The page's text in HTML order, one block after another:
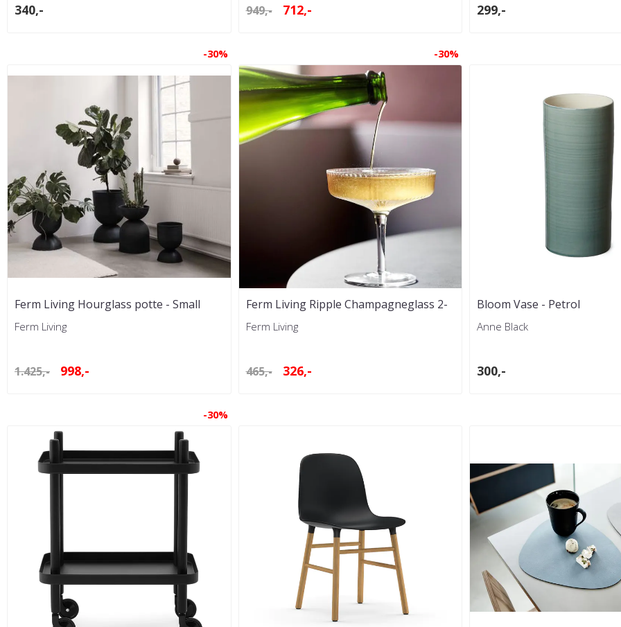
340,- 949,- 712,- 299,-
-30%
Ferm Living Hourglass potte - Small
Ferm Living
1.425,- 998,-
-30%
Ferm Living Ripple Champagneglass 2-
pk
Ferm Living
465,- 326,-
Bloom Vase - Petrol
Anne Black
300,-
-30%